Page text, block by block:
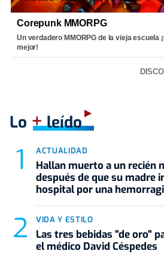
Corepunk MMORPG
Un verdadero MMORPG de la vieja escuela
mejor!
Lo +leído
ACTUALIDAD
Hallan muerto a un recién
después de que su madre
hospital por una
VIDA Y ESTILO
Las tres bebidas "de oro"
el médico David Céspedes